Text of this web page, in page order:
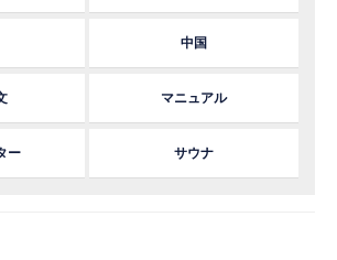
中国
マニュアル
ー サウナ